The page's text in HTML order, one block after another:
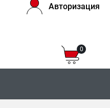
Авторизация
0